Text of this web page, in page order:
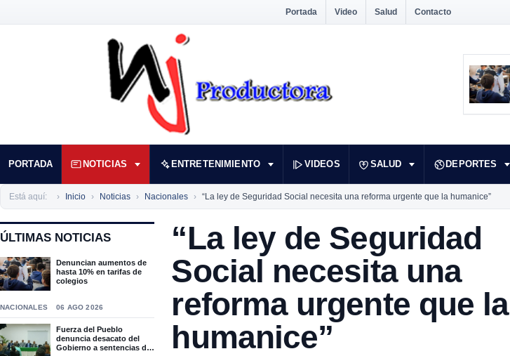
Portada Video Salud Contacto
PORTADA NOTICIAS ENTRETENIMIENTO VIDEOS SALUD DEPORTES
Está aquí: Inicio Noticias Nacionales “La ley de Seguridad Social necesita una reforma urgente que la humanice”
ÚLTIMAS NOTICIAS
Denuncian aumentos de
hasta 10% en tarifas de
colegios
NACIONALES 06 AGO 2026
Fuerza del Pueblo
denuncia desacato del
Gobierno a sentencias del
“La ley de Seguridad
Social necesita una
reforma urgente que la
humanice”